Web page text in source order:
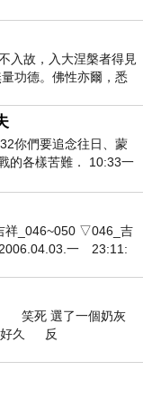
入故，入大涅槃者得見
功德。佛性亦爾，悉
你們要追念往日、蒙
的各樣苦難． 10:33一
景、叫眾人
祥_046~050 ▽046_吉
一 23:11:
笑死 選了一個奶灰
好久 反